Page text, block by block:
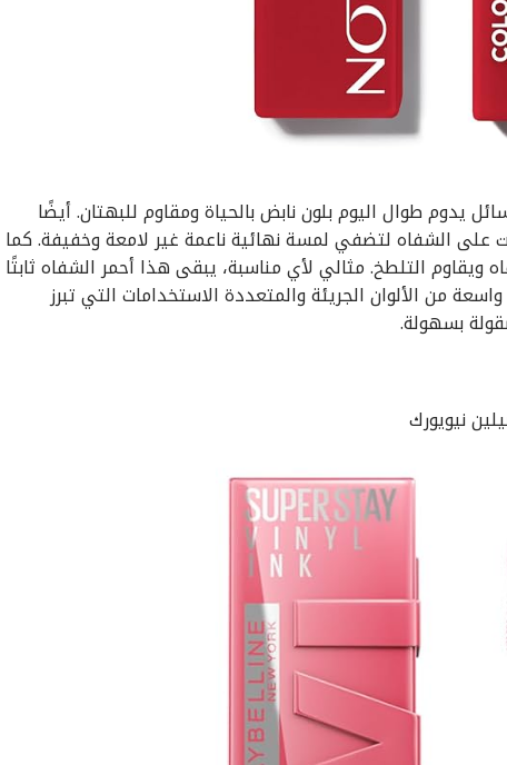
يدوم طوال اليوم بلون نابض بالحياة ومقاوم للبهتان. أيضًا
على الشفاه لتضفي لمسة نهائية ناعمة غير لامعة وخفيفة. كما
ويقاوم التلطخ. مثالي لأي مناسبة، يبقى هذا أحمر الشفاه ثابتًا
من الألوان الجريئة والمتعددة الاستخدامات التي تبرز
بسهولة.
نيويورك